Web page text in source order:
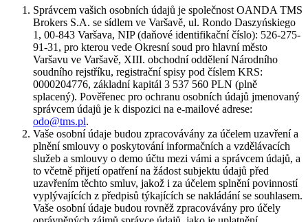
Správcem vašich osobních údajů je společnost OANDA TMS
Brokers S.A. se sídlem ve Varšavě, ul. Rondo Daszyńskiego
1, 00-843 Varšava, NIP (daňové identifikační číslo): 526-275-
91-31, pro kterou vede Okresní soud pro hlavní město
Varšavu ve Varšavě, XIII. obchodní oddělení Národního
soudního rejstříku, registrační spisy pod číslem KRS:
0000204776, základní kapitál 3 537 560 PLN (plně
splacený). Pověřenec pro ochranu osobních údajů jmenovaný
správcem údajů je k dispozici na e-mailové adrese:
odo@tms.pl.
Vaše osobní údaje budou zpracovávány za účelem uzavření a
plnění smlouvy o poskytování informačních a vzdělávacích
služeb a smlouvy o demo účtu mezi vámi a správcem údajů, a
to včetně přijetí opatření na žádost subjektu údajů před
uzavřením těchto smluv, jakož i za účelem splnění povinností
vyplývajících z předpisů týkajících se nakládání se souhlasem.
Vaše osobní údaje budou rovněž zpracovávány pro účely